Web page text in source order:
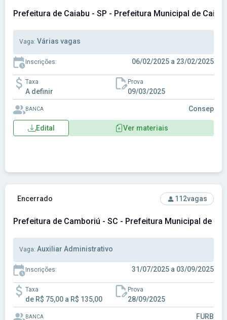
Prefeitura de Caiabu - SP - Prefeitura Municipal de
Vaga: Várias vagas
Inscrições: 06/02/2025 a 23/02/2025
Taxa
A definir
Prova
09/03/2025
BANCA Consep
Edital Ver materiais
Ver concurso: Prefeitura de Camboriú - SC - Prefeitura
Encerrado 112vagas
Prefeitura de Camboriú - SC - Prefeitura Municipal de
Vaga: Auxiliar Administrativo
Inscrições: 31/07/2025 a 03/09/2025
Taxa
de R$ 75,00 a R$ 135,00
Prova
28/09/2025
BANCA FURB